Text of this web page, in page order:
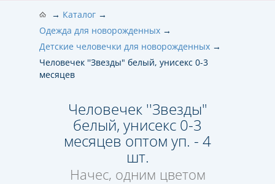
Каталог
Одежда для новорожденных
Детские человечки для новорожденных
Человечек ''Звезды" белый, унисекс 0-3
месяцев
Человечек ''Звезды"
белый, унисекс 0-3
месяцев оптом уп. - 4
шт.
Начес, одним цветом